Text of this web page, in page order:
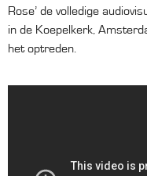
Rose’ de volledige
in de Koepelkerk,
het optreden.